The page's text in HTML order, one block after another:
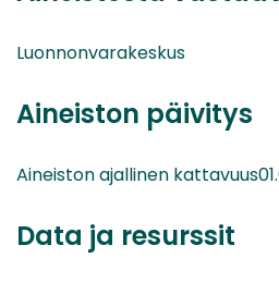
Luonnonvarakeskus
Aineiston päivitys
Aineiston ajallinen
Data ja resurssit